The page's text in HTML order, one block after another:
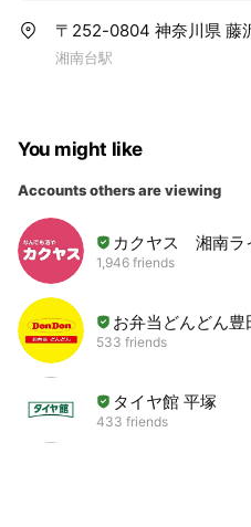
〒252-0804 神奈川県 藤
湘南台駅
You might like
Accounts others are viewing
カクヤス 湘南ラ
1,946 friends
お弁当どんどん豊
533 friends
タイヤ館 平塚
433 friends